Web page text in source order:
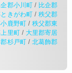
郡小川町/ 比企郡
きがわ町/ 秩父郡
鹿野町/ 秩父郡東
里町/ 大里郡寄居
杉戸町/ 北葛飾郡